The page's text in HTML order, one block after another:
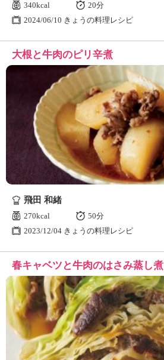
340kcal
20分
2024/06/10 きょうの料理レシピ
大根と牛肉のピリ辛煮
飛田 和緒
270kcal
50分
2023/12/04 きょうの料理レシピ
春キャベツと牛肉のはさみ蒸し煮